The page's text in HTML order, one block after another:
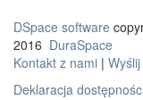
DSpace software
2016 DuraSpace
Kontakt z nami |
Deklaracja